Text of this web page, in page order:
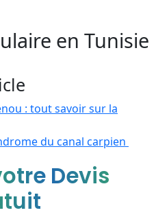
en Tunisie
: tout savoir sur la
du canal carpien
Devis